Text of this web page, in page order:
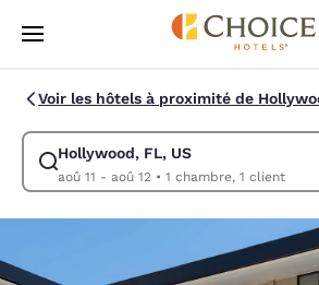
Sauter à Contenu Principal
Voir les hôtels à proximité de
Hollywood, FL, US
aoû 11 - aoû 12• 1 chambre, 1 client
Modifier la recherche pour Hollywood, FL,